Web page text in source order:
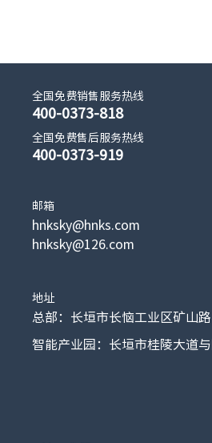
全国免费销售服务热线
400-0373-818
全国免费售后服务热线
400-0373-919
邮箱
hnksky@hnks.com
hnksky@126.com
地址
总部：长垣市长恼工业区矿山
智能产业园：长垣市桂陵大道